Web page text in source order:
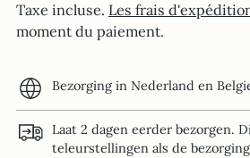
Taxe incluse. Les frais
moment du paiement.
Bezorging in Nederland en
Laat 2 dagen eerder bezorgen.
teleurstellingen als de